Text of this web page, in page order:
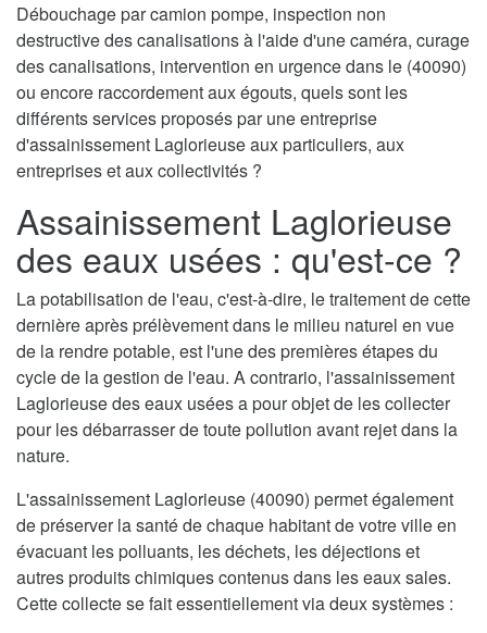
Débouchage par camion pompe, inspection non
destructive des canalisations à l'aide d'une caméra, curage
des canalisations, intervention en urgence dans le (40090)
ou encore raccordement aux égouts, quels sont les
différents services proposés par une entreprise
d'assainissement Laglorieuse aux particuliers, aux
entreprises et aux collectivités ?
Assainissement Laglorieuse
des eaux usées : qu'est-ce ?
La potabilisation de l'eau, c'est-à-dire, le traitement de cette
dernière après prélèvement dans le milieu naturel en vue
de la rendre potable, est l'une des premières étapes du
cycle de la gestion de l'eau. A contrario, l'assainissement
Laglorieuse des eaux usées a pour objet de les collecter
pour les débarrasser de toute pollution avant rejet dans la
nature.
L'assainissement Laglorieuse (40090) permet également
de préserver la santé de chaque habitant de votre ville en
évacuant les polluants, les déchets, les déjections et
autres produits chimiques contenus dans les eaux sales.
Cette collecte se fait essentiellement via deux systèmes :